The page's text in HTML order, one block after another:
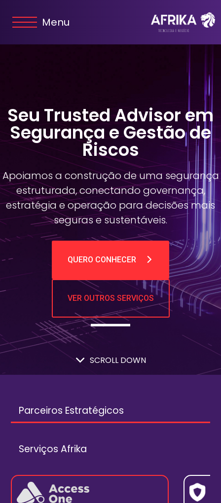
Menu
Seu Trusted Advisor em
Segurança e Gestão de
Riscos
Apoiamos a construção de uma segurança
estruturada, conectando governança,
estratégia e operação para decisões mais
seguras e sustentáveis.
QUERO CONHECER
VER OUTROS SERVIÇOS
SCROLL DOWN
Parceiros Estratégicos
Serviços Afrika